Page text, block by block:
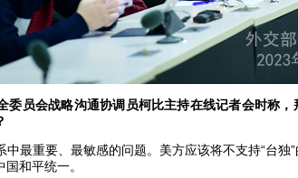
委员会战略沟通协调员柯比主持在线记者会时称
最重要、最敏感的问题。美方应该将不支持“台独
和平统一。